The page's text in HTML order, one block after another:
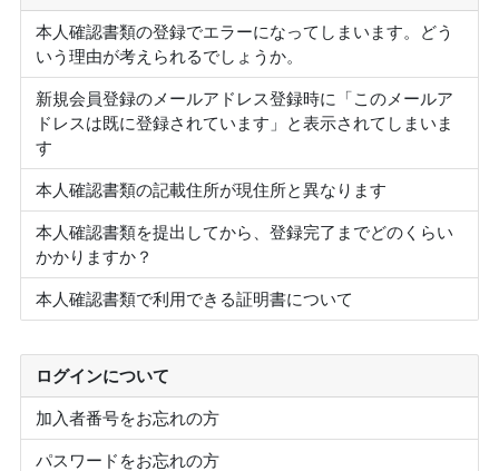
本人確認書類の登録でエラーになってしまいます。どう
いう理由が考えられるでしょうか。
新規会員登録のメールアドレス登録時に「このメールア
ドレスは既に登録されています」と表示されてしまいま
す
本人確認書類の記載住所が現住所と異なります
本人確認書類を提出してから、登録完了までどのくらい
かかりますか？
本人確認書類で利用できる証明書について
ログインについて
加入者番号をお忘れの方
パスワードをお忘れの方